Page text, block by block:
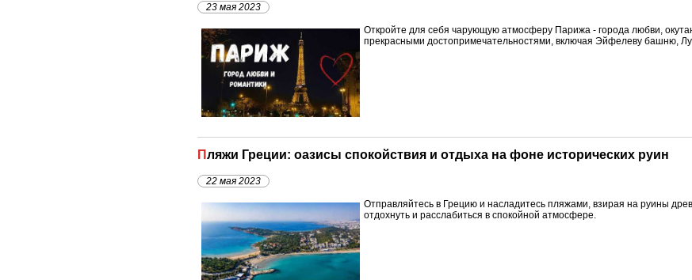
23 мая 2023
Откройте для себя чарующую атмосферу Парижа - города любви,
прекрасными достопримечательностями, включая Эйфелеву башню,
Пляжи Греции: оазисы спокойствия и отдыха на фоне исторических руин
22 мая 2023
Отправляйтесь в Грецию и насладитесь пляжами, взирая на руины
отдохнуть и расслабиться в спокойной атмосфере.